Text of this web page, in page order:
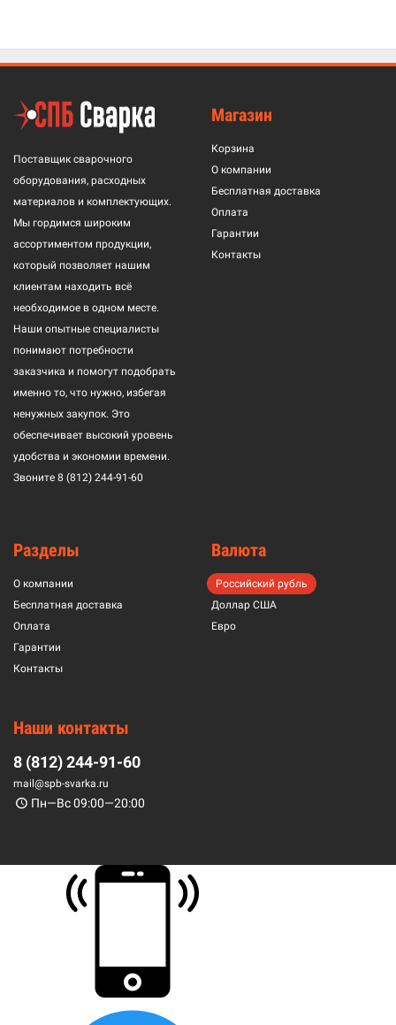
Поставщик сварочного
оборудования, расходных
материалов и комплектующих.
Мы гордимся широким
ассортиментом продукции,
который позволяет нашим
клиентам находить всё
необходимое в одном месте.
Наши опытные специалисты
понимают потребности
заказчика и помогут подобрать
именно то, что нужно, избегая
ненужных закупок. Это
обеспечивает высокий уровень
удобства и экономии времени.
Звоните 8 (812) 244-91-60
Магазин
Корзина
О компании
Бесплатная доставка
Оплата
Гарантии
Контакты
Разделы
О компании
Бесплатная доставка
Оплата
Гарантии
Контакты
Валюта
Российский рубль
Доллар США
Евро
Наши контакты
8 (812) 244-91-60
mail@spb-svarka.ru
Пн—Вс 09:00—20:00